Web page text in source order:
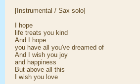
[Instrumental / Sax solo]
I hope
life treats you kind
And I hope
you have all you've dreamed of
And I wish you joy
and happiness
But above all this
I wish you love